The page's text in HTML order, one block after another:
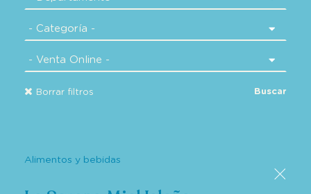
Borrar filtros Buscar
Alimentos y bebidas